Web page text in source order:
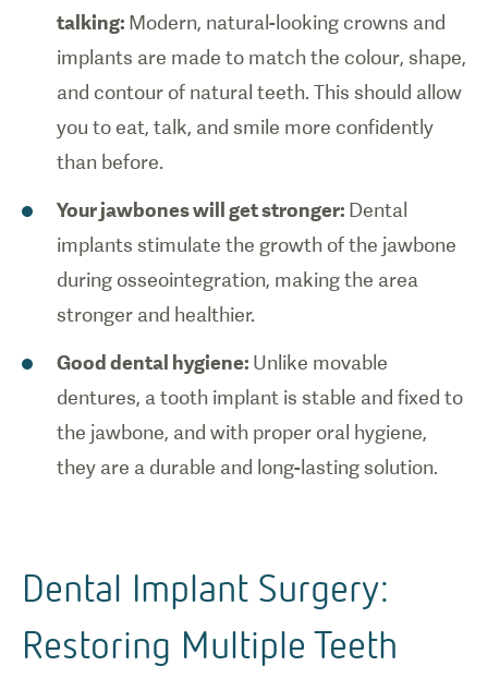
talking: Modern, natural-looking crowns and
implants are made to match the colour, shape,
and contour of natural teeth. This should allow
you to eat, talk, and smile more confidently
than before.
Your jawbones will get stronger: Dental
implants stimulate the growth of the jawbone
during osseointegration, making the area
stronger and healthier.
Good dental hygiene: Unlike movable
dentures, a tooth implant is stable and fixed to
the jawbone, and with proper oral hygiene,
they are a durable and long-lasting solution.
Dental Implant Surgery:
Restoring Multiple Teeth